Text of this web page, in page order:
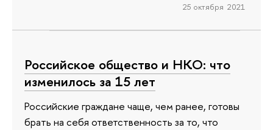
25 октября 2021
Российское общество и НКО: что
изменилось за 15 лет
Российские граждане чаще, чем ранее, готовы
брать на себя ответственность за то, что